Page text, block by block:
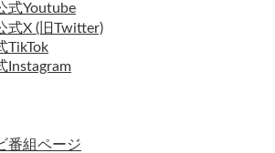
式Youtube
式X (旧Twitter)
TikTok
Instagram
番組ページ